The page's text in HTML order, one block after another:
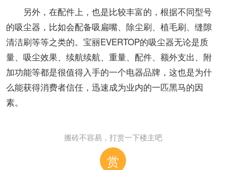
另外，在配件上，也是比较丰富的，根据不同型号
的吸尘器，比如会配备吸扁嘴、除尘刷、植毛刷、缝隙
清洁刷等等之类的。宝丽EVERTOP的吸尘器无论是质
量、吸尘效果、续航续航、重量、配件、额外支出、附
加功能等都是很值得入手的一个电器品牌，这也是为什
么能获得消费者信任，迅速成为业内的一匹黑马的因
素。
搬砖不容易，打赏一下楼主吧
赏